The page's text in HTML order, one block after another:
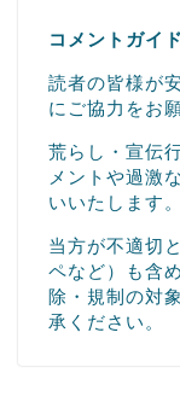
コメントガイ
読者の皆様が
にご協力をお
荒らし・宣伝
メントや過激
いいたします。
当方が不適切
ペなど）も含
除・規制の対
承ください。